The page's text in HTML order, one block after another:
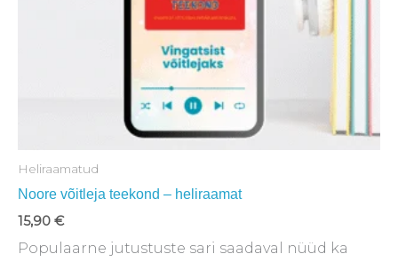
Heliraamatud
Noore võitleja teekond – heliraamat
15,90 €
Populaarne jutustuste sari saadaval nüüd ka